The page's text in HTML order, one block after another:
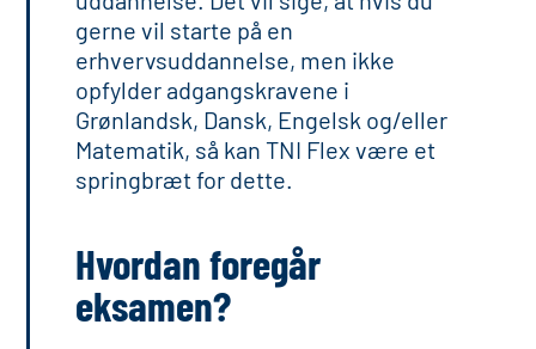
gerne vil starte på en
erhvervsuddannelse, men ikke
opfylder adgangskravene i
Grønlandsk, Dansk, Engelsk og/eller
Matematik, så kan TNI Flex være et
springbræt for dette.
Hvordan foregår
eksamen?